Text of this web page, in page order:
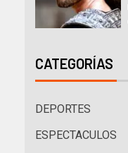
CATEGORÍAS
DEPORTES
ESPECTACULOS